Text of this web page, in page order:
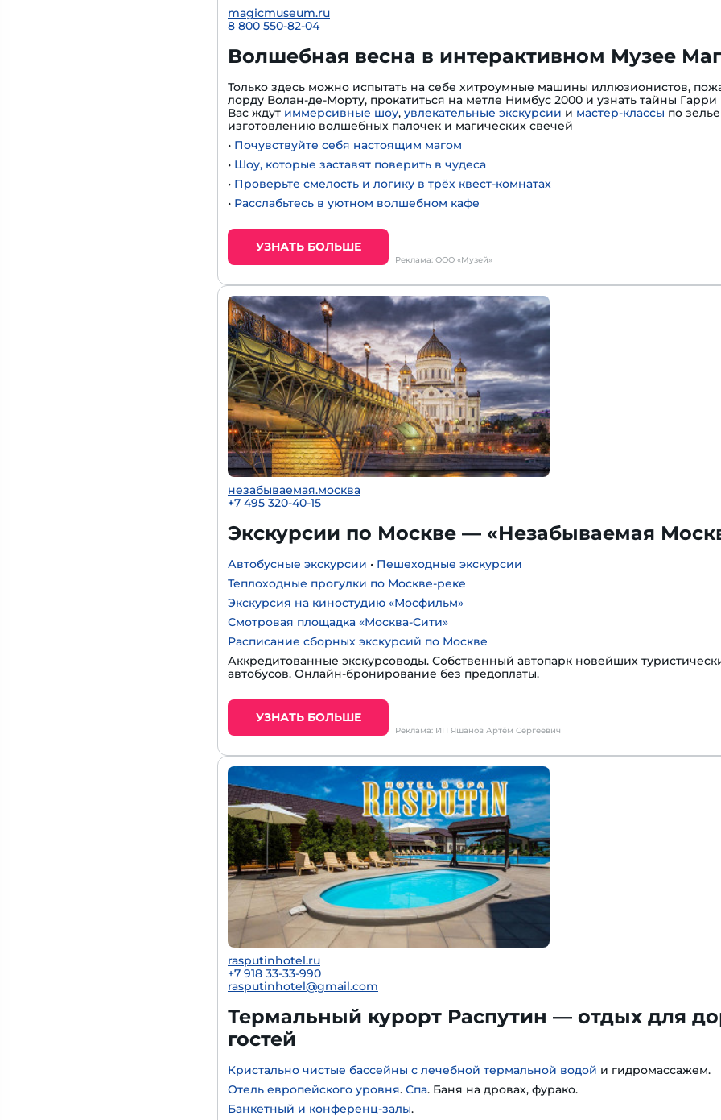
magicmuseum.ru
8 800 550-82-04
Волшебная весна в интерактивном Музее
Только здесь можно испытать на себе хитроумные машины иллюзионистов,
лорду Волан-де-Морту, прокатиться на метле Нимбус 2000 и узнать тайны Гарри
Вас ждут иммерсивные шоу, увлекательные экскурсии и мастер-классы по
изготовлению волшебных палочек и магических свечей
• Почувствуйте себя настоящим магом
• Шоу, которые заставят поверить в чудеса
• Проверьте смелость и логику в трёх квест-комнатах
• Расслабьтесь в уютном волшебном кафе
УЗНАТЬ БОЛЬШЕ
Реклама: ООО «Музей»
незабываемая.москва
+7 495 320-40-15
Экскурсии по Москве — «Незабываемая
Автобусные экскурсии • Пешеходные экскурсии
Теплоходные прогулки по Москве-реке
Экскурсия на киностудию «Мосфильм»
Смотровая площадка «Москва-Сити»
Расписание сборных экскурсий по Москве
Аккредитованные экскурсоводы. Собственный автопарк новейших
автобусов. Онлайн-бронирование без предоплаты.
УЗНАТЬ БОЛЬШЕ
Реклама: ИП Яшанов Артём Сергеевич
rasputinhotel.ru
+7 918 33-33-990
rasputinhotel@gmail.com
Термальный курорт Распутин — отдых для
гостей
Кристально чистые бассейны с лечебной термальной водой и гидромассажем.
Отель европейского уровня. Спа. Баня на дровах, фурако.
Банкетный и конференц-залы.